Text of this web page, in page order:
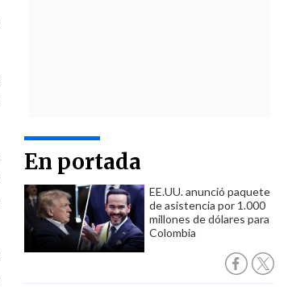
En portada
EE.UU. anunció paquete
de asistencia por 1.000
millones de dólares para
Colombia